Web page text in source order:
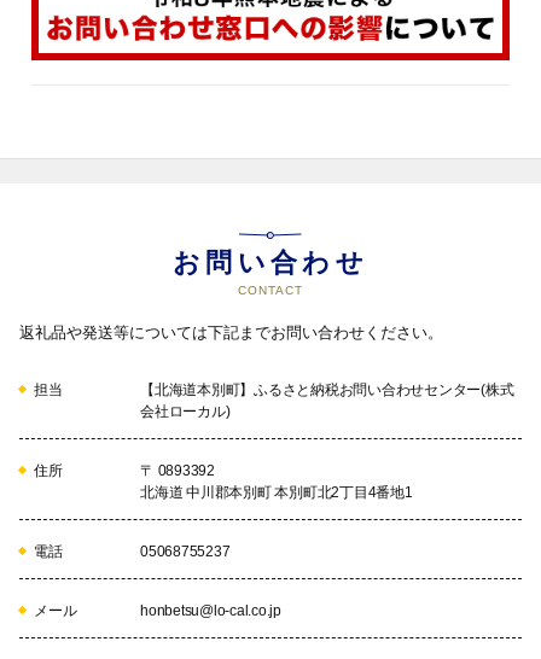
お問い合わせ
CONTACT
返礼品や発送等については下記までお問い合わせください。
担当
【北海道本別町】ふるさと納税お問い合わせセンター(株式
会社ローカル)
住所
〒 0893392
北海道 中川郡本別町 本別町北2丁目4番地1
電話 05068755237
メール honbetsu@lo-cal.co.jp